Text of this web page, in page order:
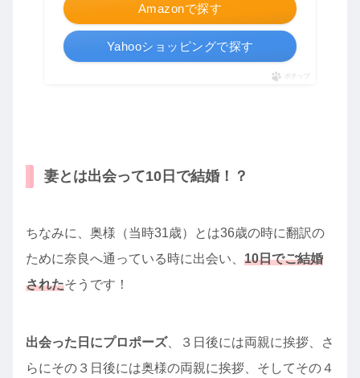
Amazonで探す
Yahooショッピングで探す
ポチップ
妻とは出会って10日で結婚！？
ちなみに、奥様（当時31歳）とは36歳の時に翻訳の
ために奈良へ通っている時に出会い、 10日でご結婚
されたそうです！
出会った日にプロポーズ、３日後には両親に挨拶、さ
らにその３日後には奥様の両親に挨拶、そしてその４